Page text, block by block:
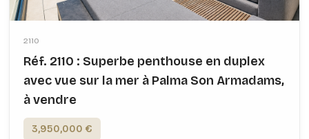
2110
Réf. 2110 : Superbe penthouse en duplex
avec vue sur la mer à Palma Son Armadams,
à vendre
3,950,000 €